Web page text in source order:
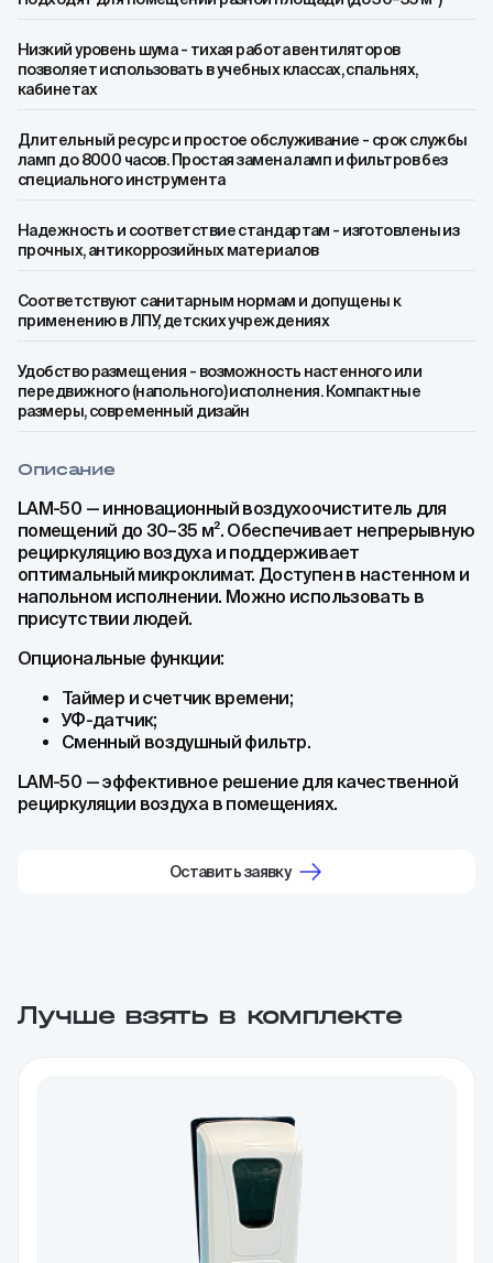
Оставить заявку
Низкий уровень шума - тихая работа вентиляторов
позволяет использовать в учебных классах, спальнях,
кабинетах
Длительный ресурс и простое обслуживание - срок службы
ламп до 8000 часов. Простая замена ламп и фильтров без
специального инструмента
Надежность и соответствие стандартам - изготовлены из
прочных, антикоррозийных материалов
Соответствуют санитарным нормам и допущены к
применению в ЛПУ, детских учреждениях
Удобство размещения - возможность настенного или
передвижного (напольного) исполнения. Компактные
размеры, современный дизайн
Описание
LAM-50 — инновационный воздухоочиститель для
помещений до 30–35 м². Обеспечивает непрерывную
рециркуляцию воздуха и поддерживает
оптимальный микроклимат. Доступен в настенном и
напольном исполнении. Можно использовать в
присутствии людей.
Опциональные функции:
Таймер и счетчик времени;
УФ-датчик;
Сменный воздушный фильтр.
LAM-50 — эффективное решение для качественной
рециркуляции воздуха в помещениях.
Лучше взять в комплекте